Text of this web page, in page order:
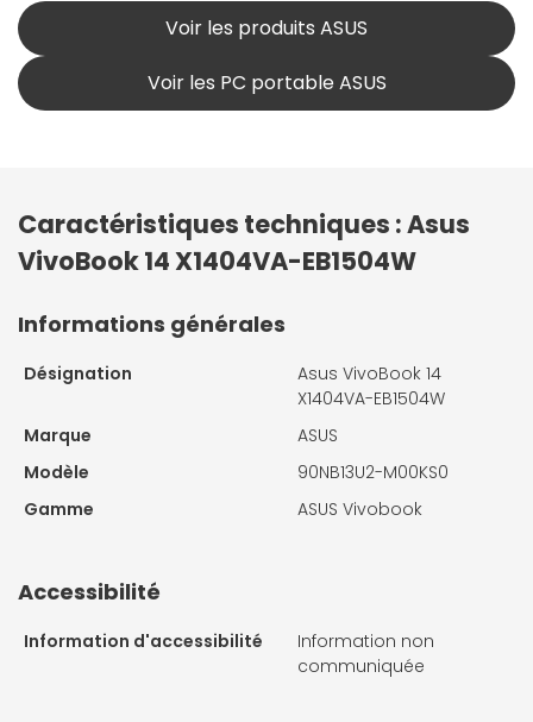
Voir les produits ASUS
Voir les PC portable ASUS
Caractéristiques techniques : Asus
VivoBook 14 X1404VA-EB1504W
Informations générales
Désignation
Asus VivoBook 14
X1404VA-EB1504W
Marque
ASUS
Modèle
90NB13U2-M00KS0
Gamme
ASUS Vivobook
Accessibilité
Information d'accessibilité
Information non
communiquée